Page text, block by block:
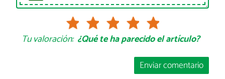
Tu valoración: ¿Qué te ha parecido el artículo?
Enviar comentario